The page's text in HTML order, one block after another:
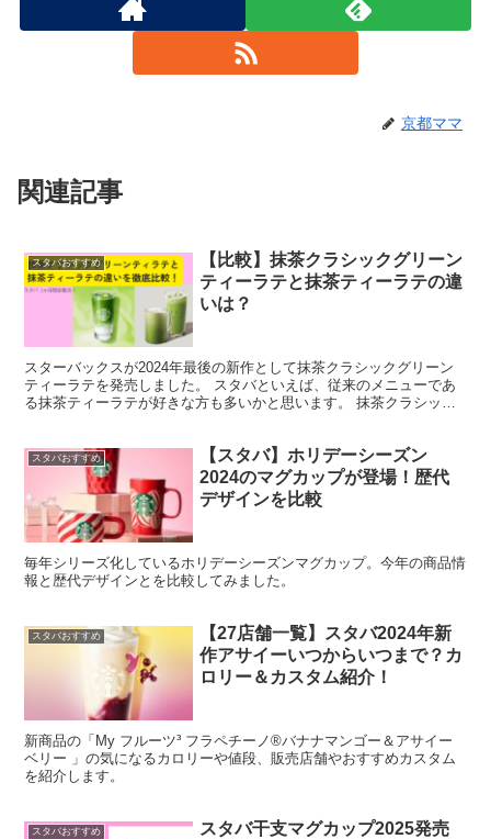
京都ママ
関連記事
スタバおすすめ
【比較】抹茶クラシックグリーン
ティーラテと抹茶ティーラテの違
いは？
スターバックスが2024年最後の新作として抹茶クラシックグリーン
ティーラテを発売しました。 スタバといえば、従来のメニューであ
る抹茶ティーラテが好きな方も多いかと思います。 抹茶クラシック
スタバおすすめ
【スタバ】ホリデーシーズン
2024のマグカップが登場！歴代
デザインを比較
毎年シリーズ化しているホリデーシーズンマグカップ。今年の商品情
報と歴代デザインとを比較してみました。
スタバおすすめ
【27店舗一覧】スタバ2024年新
作アサイーいつからいつまで？カ
ロリー＆カスタム紹介！
新商品の「My フルーツ³ フラペチーノ®バナナマンゴー＆アサイー
ベリー 」の気になるカロリーや値段、販売店舗やおすすめカスタム
を紹介します。
スタバおすすめ
スタバ干支マグカップ2025発売